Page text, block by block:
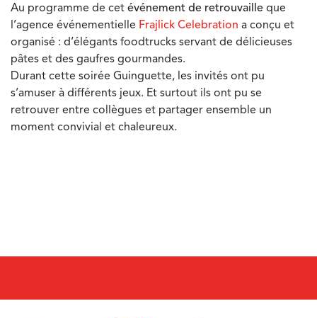
Au programme de cet événement de retrouvaille que
l’agence événementielle Frajlick Celebration a conçu et
organisé : d’élégants foodtrucks servant de délicieuses
pâtes et des gaufres gourmandes.
Durant cette soirée Guinguette, les invités ont pu
s’amuser à différents jeux. Et surtout ils ont pu se
retrouver entre collègues et partager ensemble un
moment convivial et chaleureux.